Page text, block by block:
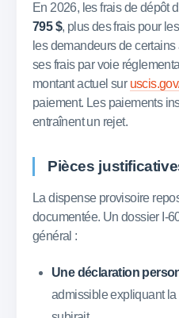
En 2026, les frais de dépôt
795 $, plus des frais pour
les demandeurs de
ses frais par voie
montant actuel sur
paiement. Les paiements
entraînent un rejet.
Pièces
La dispense provisoire
documentée. Un dossier I-
général :
Une déclaration
admissible expliquant la